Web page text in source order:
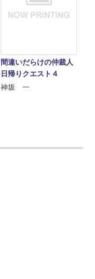
間違いだらけの仲裁人
日帰りクエスト４
神坂 一